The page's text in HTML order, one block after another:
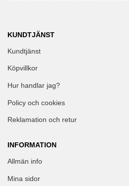
KUNDTJÄNST
Kundtjänst
Köpvillkor
Hur handlar jag?
Policy och cookies
Reklamation och retur
INFORMATION
Allmän info
Mina sidor